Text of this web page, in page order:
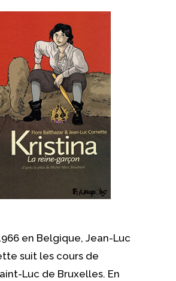
en Belgique, Jean-Luc
suit les cours de
Luc de Bruxelles. En